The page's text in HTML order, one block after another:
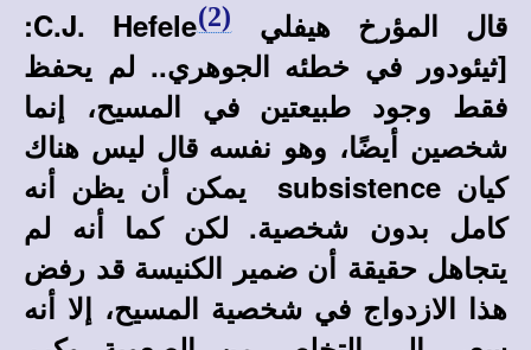
قال المؤرخ هيفلي
(2)
C.J. Hefele
:
[ثيئودور في خطئه الجوهري.. لم يحفظ
فقط وجود طبيعتين في المسيح، إنما
شخصين أيضًا، وهو نفسه قال ليس هناك
كيان subsistence يمكن أن يظن أنه
كامل بدون شخصية. لكن كما أنه لم
يتجاهل حقيقة أنضمير الكنيسة قد رفض
هذا الازدواج في شخصية المسيح، إلا أنه